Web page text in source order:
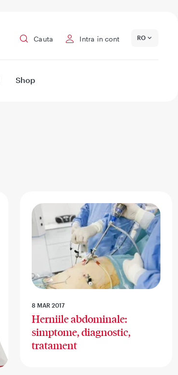
Cauta Intra in cont RO
Shop
8 MAR 2017
Herniile abdominale:
simptome, diagnostic,
tratament